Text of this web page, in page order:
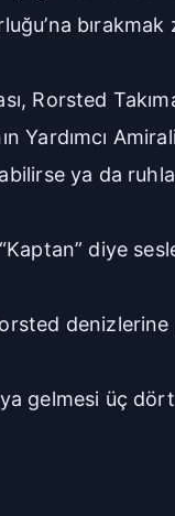
Rorsted
Yardımcı
ya da
diye
gelmesi üç